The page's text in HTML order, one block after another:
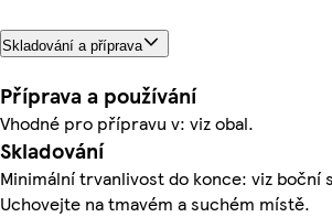
Skladování a příprava
Příprava a používání
Vhodné pro přípravu v: viz obal.
Skladování
Minimální trvanlivost do konce: viz boční
Uchovejte na tmavém a suchém místě.